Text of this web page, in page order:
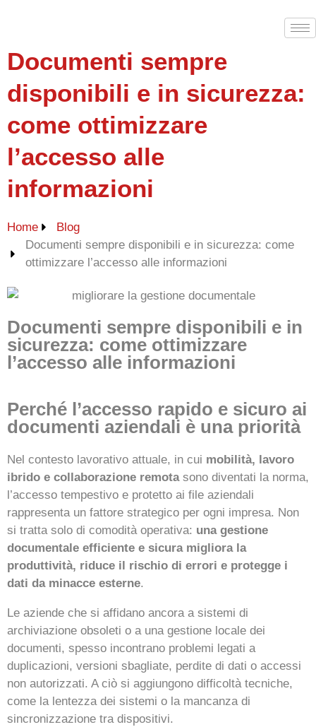
Documenti sempre
disponibili e in sicurezza:
come ottimizzare
l’accesso alle
informazioni
Home
Blog
Documenti sempre disponibili e in sicurezza: come
ottimizzare l’accesso alle informazioni
Documenti sempre disponibili e in
sicurezza: come ottimizzare
l’accesso alle informazioni
Perché l’accesso rapido e sicuro ai
documenti aziendali è una priorità
Nel contesto lavorativo attuale, in cui mobilità, lavoro
ibrido e collaborazione remotasono diventati la norma,
l’accesso tempestivo e protetto ai file aziendali
rappresenta un fattore strategico per ogni impresa. Non
si tratta solo di comodità operativa: una gestione
documentale efficiente e sicura migliora la
produttività, riduce il rischio di errori e protegge i
dati da minacce esterne.
Le aziende che si affidano ancora a sistemi di
archiviazione obsoleti o a una gestione locale dei
documenti, spesso incontrano problemi legati a
duplicazioni, versioni sbagliate, perdite di dati o accessi
non autorizzati. A ciò si aggiungono difficoltà tecniche,
come la lentezza dei sistemi o la mancanza di
sincronizzazione tra dispositivi.